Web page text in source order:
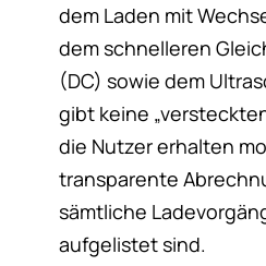
dem Laden mit
dem schnelleren
(DC) sowie dem
gibt keine
die Nutzer erhalten
transparente
sämtliche
aufgelistet sind.